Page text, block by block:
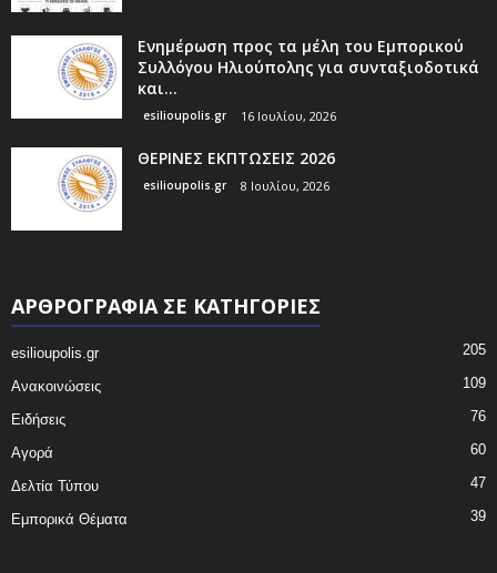
Ενημέρωση προς τα μέλη του Εμπορικού
Συλλόγου Ηλιούπολης για συνταξιοδοτικά
και...
esilioupolis.gr 16 Ιουλίου, 2026
ΘΕΡΙΝΕΣ ΕΚΠΤΩΣΕΙΣ 2026
esilioupolis.gr 8 Ιουλίου, 2026
ΑΡΘΡΟΓΡΑΦΙΑ ΣΕ ΚΑΤΗΓΟΡΙΕΣ
esilioupolis.gr 205
Ανακοινώσεις 109
Ειδήσεις 76
Αγορά 60
Δελτία Τύπου 47
Εμπορικά Θέματα 39